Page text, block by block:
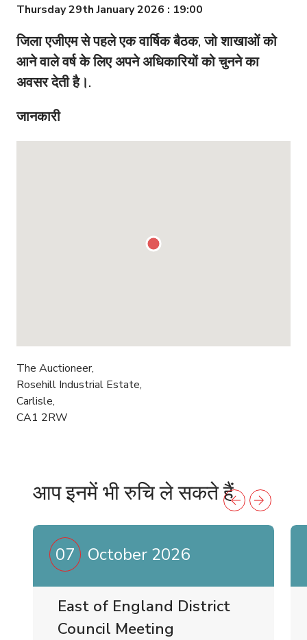
Thursday 29th January 2026 : 19:00
जिला एजीएम से पहले एक वार्षिक बैठक, जो शाखाओं को
आने वाले वर्ष के लिए अपने अधिकारियों को चुनने का
अवसर देती है।.
जानकारी
The Auctioneer,
Rosehill Industrial Estate,
Carlisle,
CA1 2RW
आप इनमें भी रुचि ले सकते हैं
07 October 2026
East of England District
Council Meeting